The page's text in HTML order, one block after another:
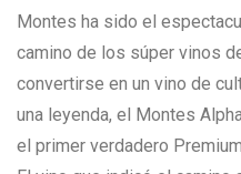
Montes ha sido el
camino de los súper vinos
convertirse en un vino de
una leyenda, el Montes
el primer verdadero